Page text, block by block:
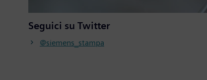
Seguici su Twitter
@siemens_stampa